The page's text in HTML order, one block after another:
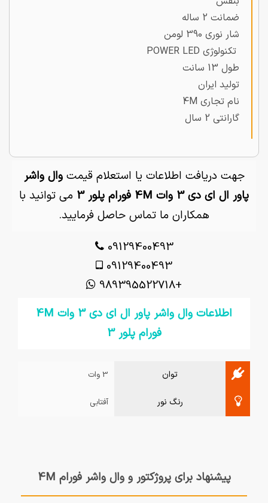
ضمانت 2 ساله
شار نوری 390 لومن
تکنولوژی POWER LED
طول 13 سانت
تولید ایران
نام تجاری 4M
گارانتی 2 سال
جهت دریافت اطلاعات یا استعلام قیمتوال واشر
پاور ال ای دی 3 وات 4M فورام پلور 3
می توانید با
همکاران ما تماس حاصل فرمایید.
09129400493
09129400493
+989395522718
اطلاعات وال واشر پاور ال ای دی 3 وات 4M
فورام پلور 3
توان 3 وات
رنگ نور آفتابی
پیشنهاد برای پروژکتور و وال واشر فورام 4M